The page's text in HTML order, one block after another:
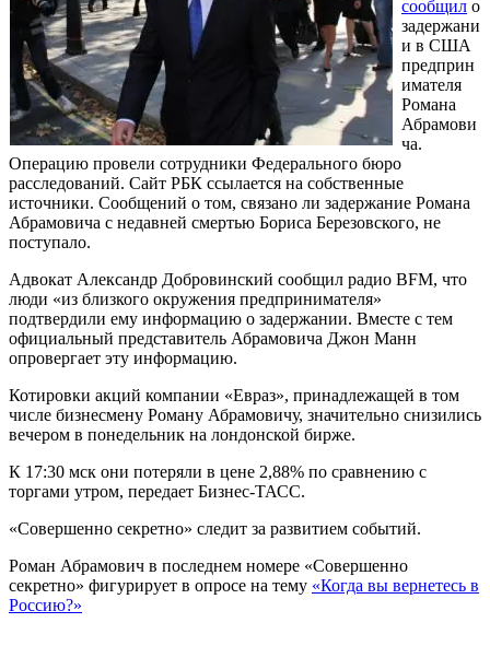
сообщил о
задержани
и в США
предприн
имателя
Романа
Абрамови
ча.
Операцию провели сотрудники Федерального бюро
расследований. Сайт РБК ссылается на собственные
источники. Сообщений о том, связано ли задержание Романа
Абрамовича с недавней смертью Бориса Березовского, не
поступало.
Адвокат Александр Добровинский сообщил радио BFM, что
люди «из близкого окружения предпринимателя»
подтвердили ему информацию о задержании. Вместе с тем
официальный представитель Абрамовича Джон Манн
опровергает эту информацию.
Котировки акций компании «Евраз», принадлежащей в том
числе бизнесмену Роману Абрамовичу, значительно снизились
вечером в понедельник на лондонской бирже.
К 17:30 мск они потеряли в цене 2,88% по сравнению с
торгами утром, передает Бизнес-ТАСС.
«Совершенно секретно» следит за развитием событий.
Роман Абрамович в последнем номере «Совершенно
секретно» фигурирует в опросе на тему «Когда вы вернетесь в
Россию?»